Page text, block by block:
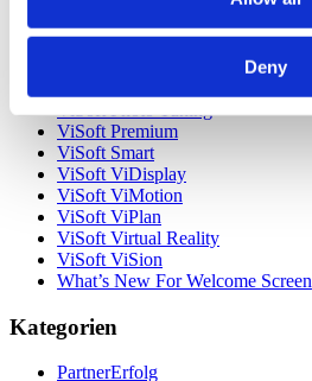
Deny
Unternehmen
ViSoft Augmented Reality
ViSoft Premium
ViSoft Smart
ViSoft ViDisplay
ViSoft ViMotion
ViSoft ViPlan
ViSoft Virtual Reality
ViSoft ViSion
What’s New For Welcome Screen
Kategorien
PartnerErfolg